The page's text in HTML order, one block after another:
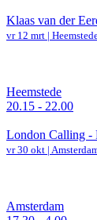
Klaas van der
vr 12 mrt |
Heemstede
20.15 - 22.00
London Calling -
vr 30 okt |
Amsterdam